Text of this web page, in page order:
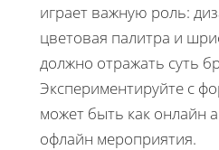
играет важную роль:
цветовая палитра и
должно отражать суть
Экспериментируйте с
может быть как онлайн
офлайн мероприятия.